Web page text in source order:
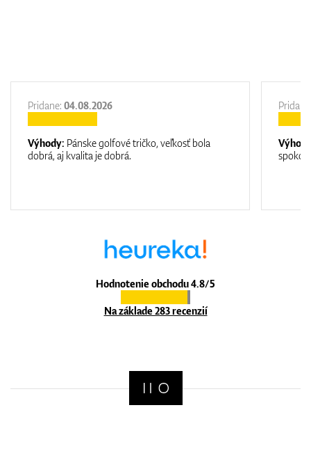
Hodnotenie obchodu 4.8/5
Na základe 283 recenzií
Pridane: 04.08.2026
Výhody: Pánske golfové tričko, veľkosť bola
dobrá, aj kvalita je dobrá.